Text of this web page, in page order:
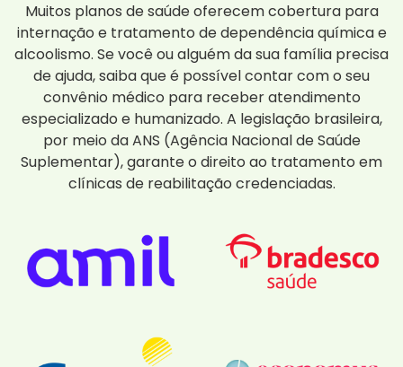
Muitos planos de saúde oferecem cobertura para
internação e tratamento de dependência química e
alcoolismo. Se você ou alguém da sua família precisa
de ajuda, saiba que é possível contar com o seu
convênio médico para receber atendimento
especializado e humanizado. A legislação brasileira,
por meio da ANS (Agência Nacional de Saúde
Suplementar), garante o direito ao tratamento em
clínicas de reabilitação credenciadas.